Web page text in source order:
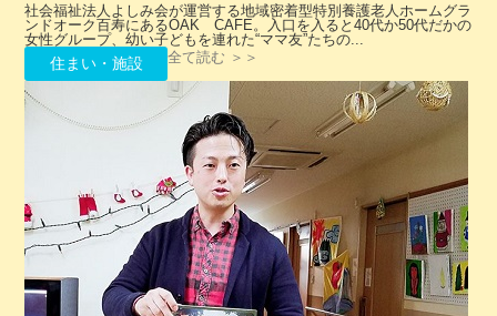
社会福祉法人よしみ会が運営する地域密着型特別養護老人ホームグラ
ンドオーク百寿にあるOAK CAFE。入口を入ると40代か50代だかの
女性グループ、幼い子どもを連れた“ママ友”たちの...
住まい・施設 全て読む ＞＞